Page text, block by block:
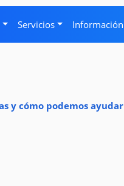
Servicios Información
y cómo podemos ayudar